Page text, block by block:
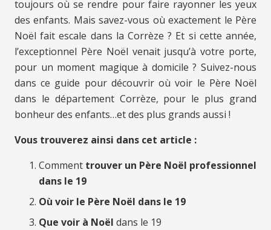
toujours où se rendre pour faire rayonner les yeux
des enfants. Mais savez-vous où exactement le Père
Noël fait escale dans la Corrèze ? Et si cette année,
l’exceptionnel Père Noël venait jusqu’à votre porte,
pour un moment magique à domicile ? Suivez-nous
dans ce guide pour découvrir où voir le Père Noël
dans le département Corrèze, pour le plus grand
bonheur des enfants…et des plus grands aussi !
Vous trouverez ainsi dans cet article :
Comment trouver un Père Noël professionnel
dans le 19
Où voir le Père Noël dans le 19
Que voir à Noël dans le 19